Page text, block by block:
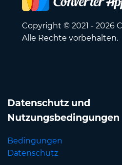
Copyright © 2021 - 2026
Alle Rechte vorbehalten.
Datenschutz und
Nutzungsbedingungen
Bedingungen
Datenschutz